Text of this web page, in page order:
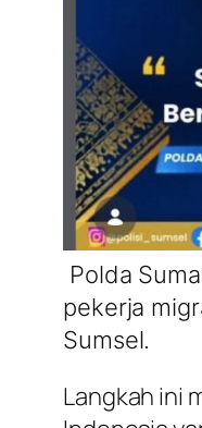
Polda
pekerja
Sumsel.
Langkah ini